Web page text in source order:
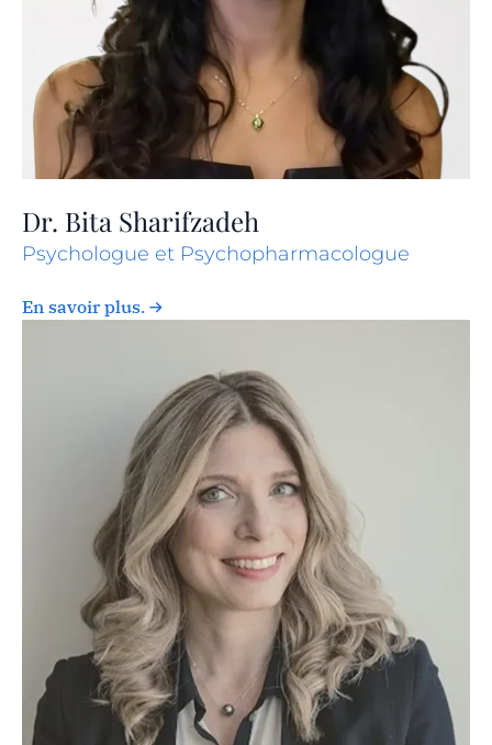
Dr. Bita Sharifzadeh
Psychologue et Psychopharmacologue
En savoir plus.